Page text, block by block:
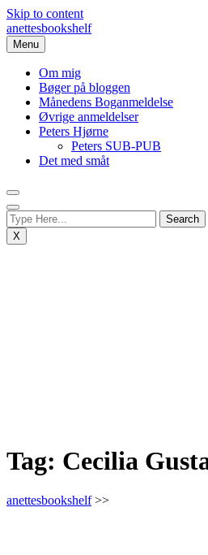
Skip to content
anettesbookshelf
Menu
Om mig
Bøger på bloggen
Månedens Boganmeldelse
Øvrige anmeldelser
Peters Hjørne
Peters SUB-PUB
Det med småt
X
Tag: Cecilia
anettesbookshelf>>